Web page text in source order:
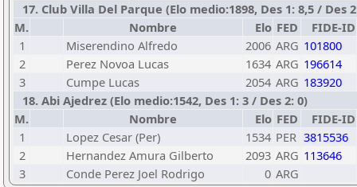
17. Club Villa Del Parque (Elo medio:1898, Des 1: 8,5 / Des
M.
Nombre Elo FED
FIDE-ID
1
Miserendino Alfredo 2006 ARG 101800
2
Perez Novoa Lucas 1634 ARG 196614
3
Cumpe Lucas 2054 ARG 183920
18. Abi Ajedrez (Elo medio:1542, Des 1: 3 / Des 2: 0)
M.
Nombre Elo FED
FIDE-ID
1
Lopez Cesar (Per) 1534 PER 3815536
2
Hernandez Amura Gilberto 2093 ARG 113646
3
Conde Perez Joel Rodrigo 0 ARG